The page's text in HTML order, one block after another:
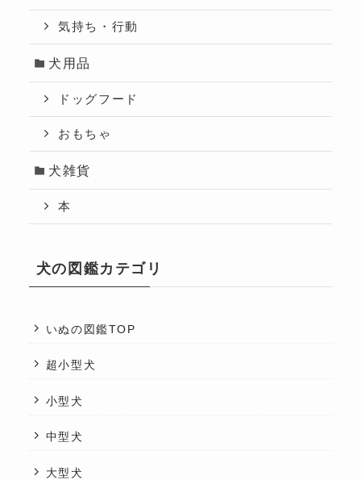
気持ち・行動
犬用品
ドッグフード
おもちゃ
犬雑貨
本
犬の図鑑カテゴリ
いぬの図鑑TOP
超小型犬
小型犬
中型犬
大型犬